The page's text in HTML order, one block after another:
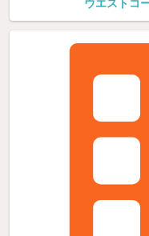
ウエストコ